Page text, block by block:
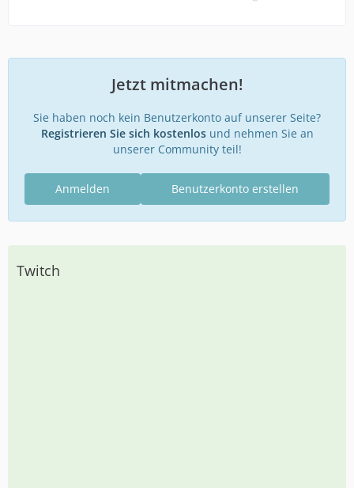
Jetzt mitmachen!
Sie haben noch kein Benutzerkonto auf unserer Seite?
Registrieren Sie sich kostenlosund nehmen Sie an
unserer Community teil!
Benutzerkonto erstellen
Anmelden
Twitch